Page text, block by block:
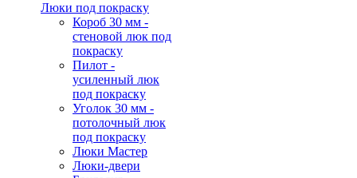
Люки под покраску
Короб 30 мм -
стеновой люк под
покраску
Пилот -
усиленный люк
под покраску
Уголок 30 мм -
потолочный люк
под покраску
Люки Мастер
Люки-двери